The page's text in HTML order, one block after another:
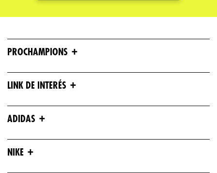
PROCHAMPIONS +
LINK DE INTERÉS +
ADIDAS +
NIKE +